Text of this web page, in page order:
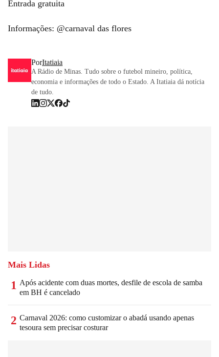
Entrada gratuita
Informações: @carnaval das flores
PorItatiaia
A Rádio de Minas. Tudo sobre o futebol mineiro, política,
economia e informações de todo o Estado. A Itatiaia dá notícia
de tudo.
Mais Lidas
1 Após acidente com duas mortes, desfile de escola de samba
em BH é cancelado
2 Carnaval 2026: como customizar o abadá usando apenas
tesoura sem precisar costurar